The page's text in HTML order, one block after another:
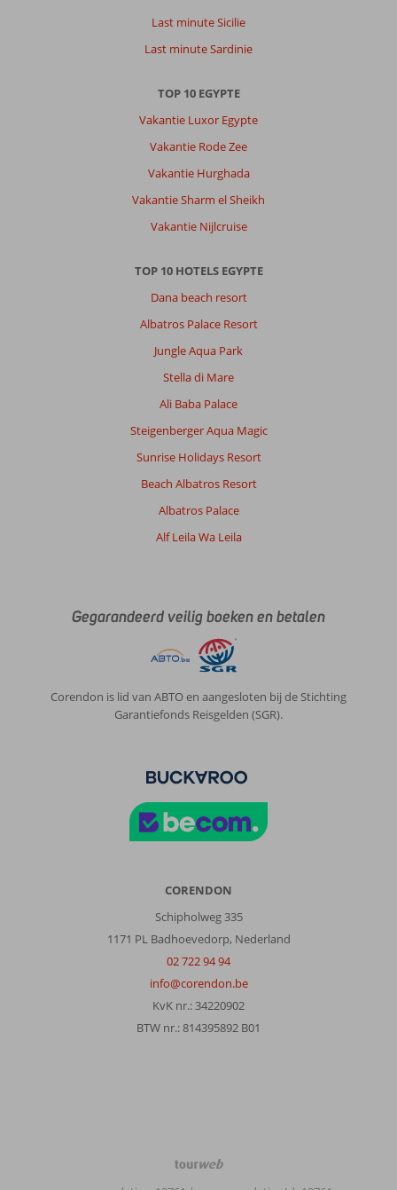
Last minute Sicilie
Last minute Sardinie
TOP 10 EGYPTE
Vakantie Luxor Egypte
Vakantie Rode Zee
Vakantie Hurghada
Vakantie Sharm el Sheikh
Vakantie Nijlcruise
TOP 10 HOTELS EGYPTE
Dana beach resort
Albatros Palace Resort
Jungle Aqua Park
Stella di Mare
Ali Baba Palace
Steigenberger Aqua Magic
Sunrise Holidays Resort
Beach Albatros Resort
Albatros Palace
Alf Leila Wa Leila
Gegarandeerd veilig boeken en betalen
Corendon is lid van ABTO en aangesloten bij de Stichting
Garantiefonds Reisgelden (SGR).
CORENDON
Schipholweg 335
1171 PL Badhoevedorp, Nederland
02 722 94 94
info@corendon.be
KvK nr.: 34220902
BTW nr.: 814395892 B01
TourWeb